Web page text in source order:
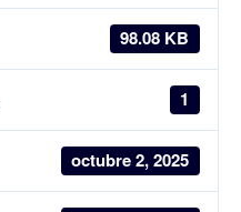
98.08 KB
1
octubre 2, 2025